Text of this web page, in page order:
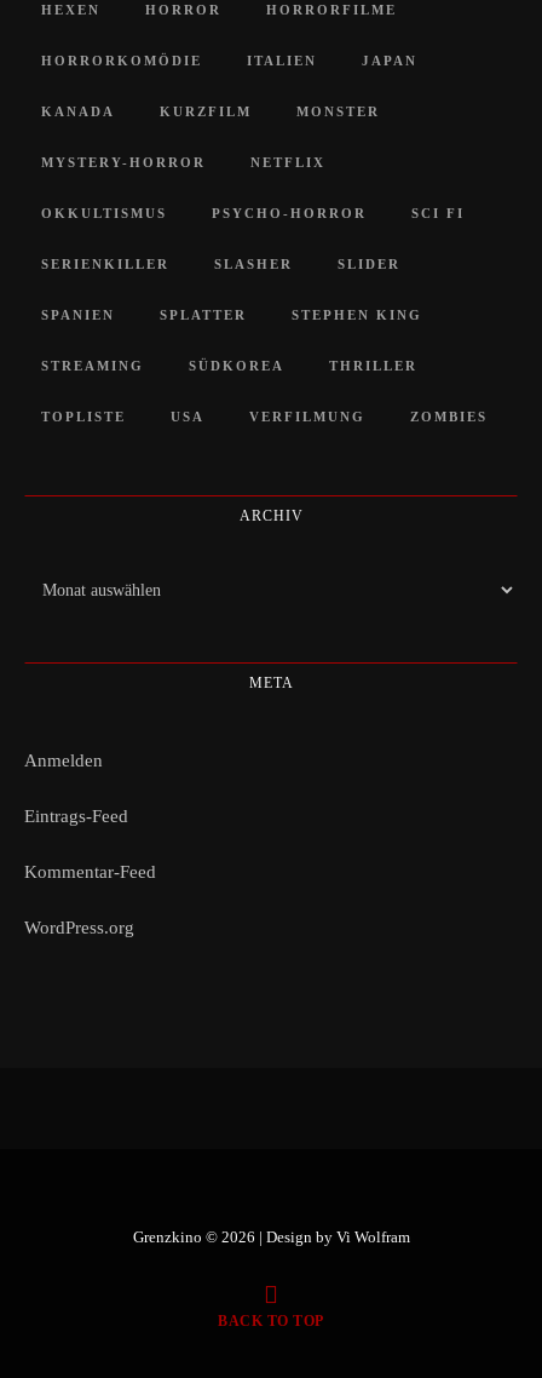
HEXEN HORROR HORRORFILME
HORRORKOMÖDIE ITALIEN JAPAN
KANADA KURZFILM MONSTER
MYSTERY-HORROR NETFLIX
OKKULTISMUS PSYCHO-HORROR SCI FI
SERIENKILLER SLASHER SLIDER
SPANIEN SPLATTER STEPHEN KING
STREAMING SÜDKOREA THRILLER
TOPLISTE USA VERFILMUNG ZOMBIES
ARCHIV
Archiv
META
Anmelden
Eintrags-Feed
Kommentar-Feed
WordPress.org
Grenzkino © 2026 | Design by Vi Wolfram
BACK TO TOP